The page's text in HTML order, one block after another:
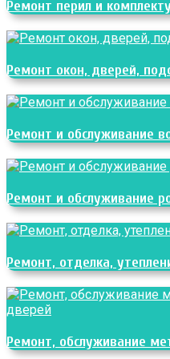
Ремонт перил и
Ремонт окон, дверей,
Ремонт и обслуживание
Ремонт и обслуживание
Ремонт, отделка,
Ремонт, обслуживание